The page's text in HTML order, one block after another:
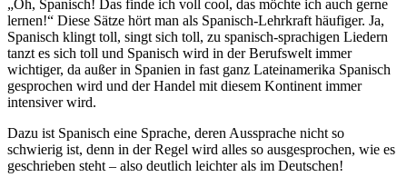
„Oh, Spanisch! Das finde ich voll cool, das möchte ich auch gerne
lernen!“ Diese Sätze hört man als Spanisch-Lehrkraft häufiger. Ja,
Spanisch klingt toll, singt sich toll, zu spanisch-sprachigen Liedern
tanzt es sich toll und Spanisch wird in der Berufswelt immer
wichtiger, da außer in Spanien in fast ganz Lateinamerika Spanisch
gesprochen wird und der Handel mit diesem Kontinent immer
intensiver wird.
Dazu ist Spanisch eine Sprache, deren Aussprache nicht so
schwierig ist, denn in der Regel wird alles so ausgesprochen, wie es
geschrieben steht – also deutlich leichter als im Deutschen!